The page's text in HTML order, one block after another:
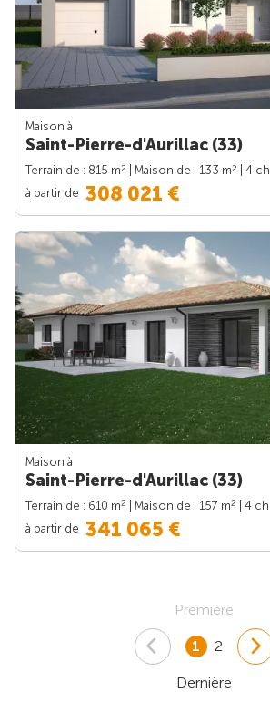
Maison à
Saint-Pierre-d'Aurillac (33)
Terrain de : 815 m2 | Maison de : 133 m2
| 4 ch.
à partir de 308 021 €
Maison à
Saint-Pierre-d'Aurillac (33)
Terrain de : 610 m2 | Maison de : 157 m2
| 4 ch.
à partir de 341 065 €
Première
1 2
Dernière